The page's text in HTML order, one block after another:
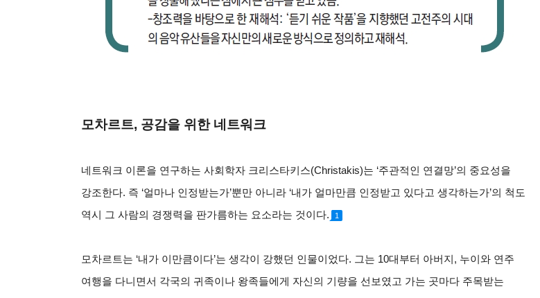
모차르트, 공감을 위한 네트워크
네트워크 이론을 연구하는 사회학자 크리스타키스(Christakis)는 ‘주관적인 연결망’의 중요성을
강조한다. 즉 ‘얼마나 인정받는가’뿐만 아니라 ‘내가 얼마만큼 인정받고 있다고 생각하는가’의 척도
역시 그 사람의 경쟁력을 판가름하는 요소라는 것이다.
1
모차르트는 ‘내가 이만큼이다’는 생각이 강했던 인물이었다. 그는 10대부터 아버지, 누이와 연주
여행을 다니면서 각국의 귀족이나 왕족들에게 자신의 기량을 선보였고 가는 곳마다 주목받는